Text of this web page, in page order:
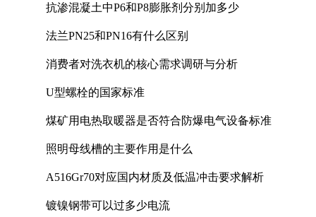
抗渗混凝土中P6和P8膨胀剂分别加多少
法兰PN25和PN16有什么区别
消费者对洗衣机的核心需求调研与分析
U型螺栓的国家标准
煤矿用电热取暖器是否符合防爆电气设备标准
照明母线槽的主要作用是什么
A516Gr70对应国内材质及低温冲击要求解析
镀镍钢带可以过多少电流